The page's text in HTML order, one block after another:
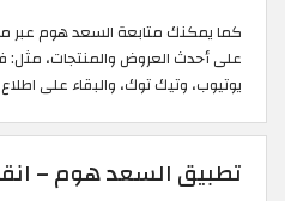
كما يمكنك متابعة السعد هوم عبر
على أحدث العروض والمنتجات،
يوتيوب، وتيك توك، والبقاء على
تطبيق السعد هوم –